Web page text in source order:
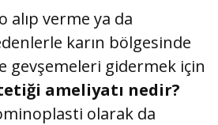
alıp verme ya da
karın bölgesinde
gevşemeleri gidermek için
ameliyatı nedir?
olarak da